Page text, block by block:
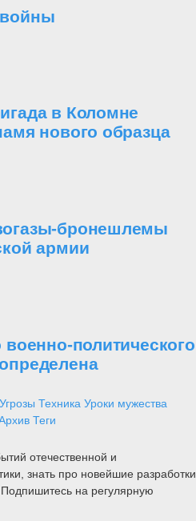
в Коломне
нового образца
бронешлемы
армии
военно-политического
Угрозы Техника Уроки мужества
Теги
отечественной и
знать про новейшие разработки
на регулярную